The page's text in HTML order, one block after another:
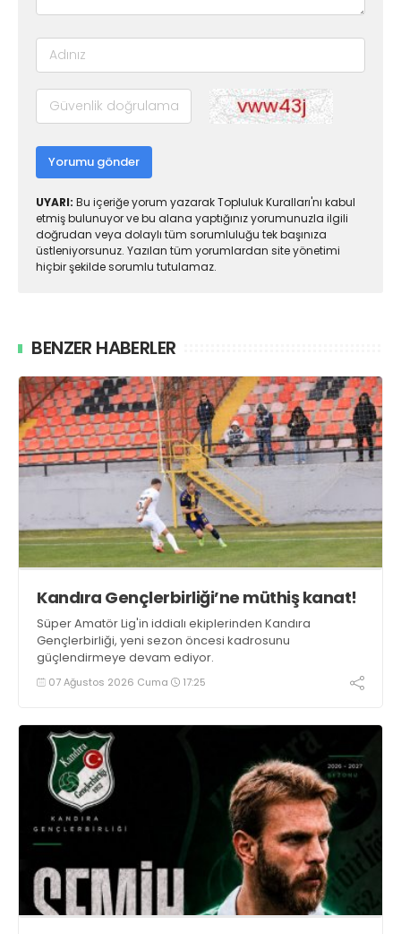
Yorumu gönder
UYARI: Bu içeriğe yorum yazarak Topluluk Kuralları'nı kabul
etmiş bulunuyor ve bu alana yaptığınız yorumunuzla ilgili
doğrudan veya dolaylı tüm sorumluluğu tek başınıza
üstleniyorsunuz. Yazılan tüm yorumlardan site yönetimi
hiçbir şekilde sorumlu tutulamaz.
BENZER HABERLER
Kandıra Gençlerbirliği’ne müthiş kanat!
Süper Amatör Lig'in iddialı ekiplerinden Kandıra
Gençlerbirliği, yeni sezon öncesi kadrosunu
güçlendirmeye devam ediyor.
07 Ağustos 2026 Cuma 17:25